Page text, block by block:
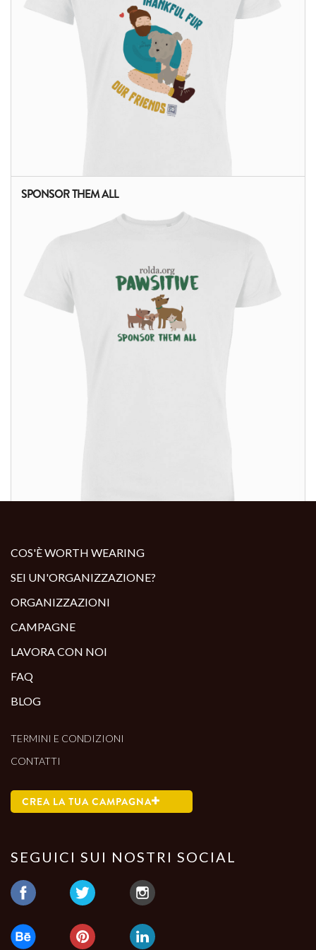
SPONSOR THEM ALL
COS'È WORTH WEARING
SEI UN'ORGANIZZAZIONE?
ORGANIZZAZIONI
CAMPAGNE
LAVORA CON NOI
FAQ
BLOG
TERMINI E CONDIZIONI
CONTATTI
CREA LA TUA CAMPAGNA
SEGUICI SUI NOSTRI SOCIAL